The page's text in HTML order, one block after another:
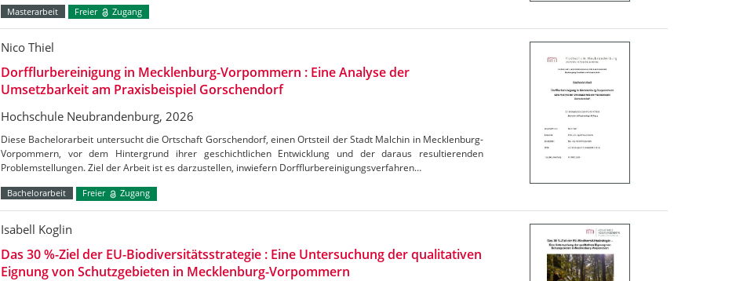
Masterarbeit Freier Zugang
Nico Thiel
Dorfflurbereinigung in Mecklenburg-Vorpommern : Eine Analyse der
Umsetzbarkeit am Praxisbeispiel Gorschendorf
Hochschule Neubrandenburg, 2026
Diese Bachelorarbeit untersucht die Ortschaft Gorschendorf, einen Ortsteil der Stadt Malchin in Mecklenburg-
Vorpommern, vor dem Hintergrund ihrer geschichtlichen Entwicklung und der daraus resultierenden
Problemstellungen. Ziel der Arbeit ist es darzustellen, inwiefern Dorfflurbereinigungsverfahren…
Bachelorarbeit Freier Zugang
Isabell Koglin
Das 30 %-Ziel der EU-Biodiversitätsstrategie : Eine Untersuchung der qualitativen
Eignung von Schutzgebieten in Mecklenburg-Vorpommern